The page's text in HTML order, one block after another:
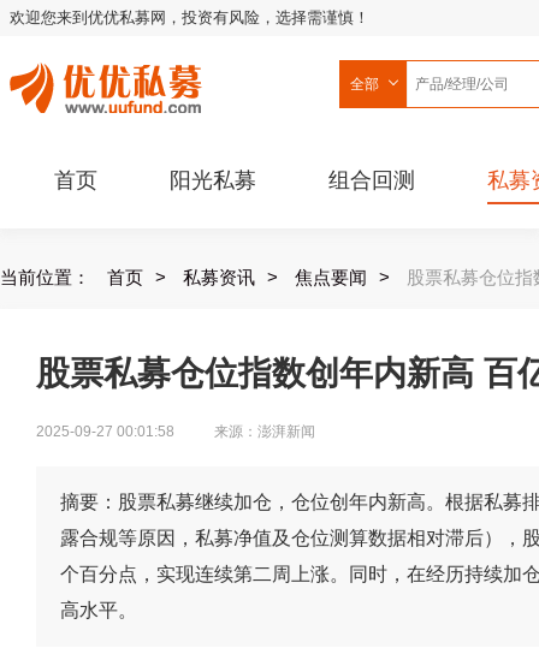
欢迎您来到优优私募网，投资有风险，选择需谨慎！
全部
首页 阳光私募 组合回测 私募
当前位置： 首页 > 私募资讯 > 焦点要闻 > 股票私募仓位
股票私募仓位指数创年内新高 百
2025-09-27 00:01:58 来源：澎湃新闻
摘要：股票私募继续加仓，仓位创年内新高。根据私募
露合规等原因，私募净值及仓位测算数据相对滞后），
个百分点，实现连续第二周上涨。同时，在经历持续加
高水平。